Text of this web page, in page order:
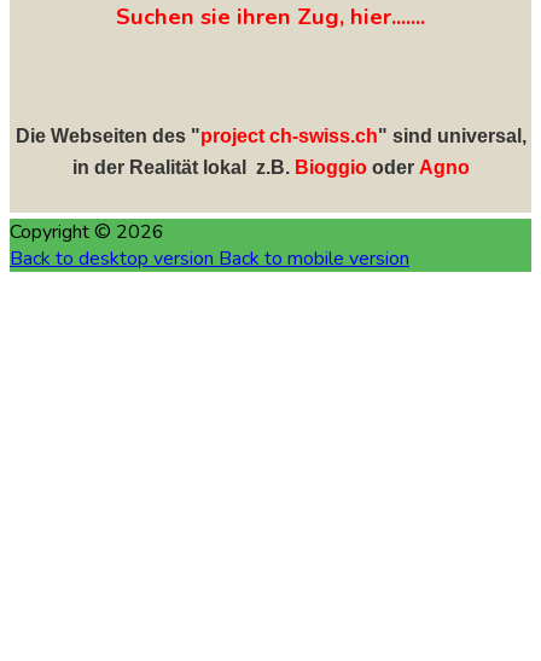
Suchen sie ihren Zug, hier.......
Die Webseiten des "project ch-swiss.ch" sind universal,
in der Realität lokal z.B. Bioggiooder Agno
Copyright © 2026
Back to desktop version Back to mobile version